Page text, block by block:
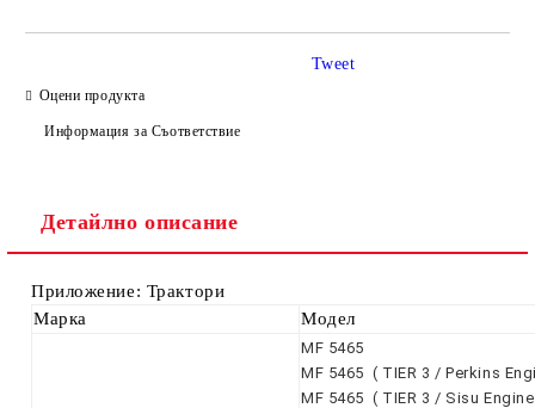
Оцени продукта
Информация за Съответствие
Tweet
Детайлно описание
Приложение: Трактори
Марка
Модел
MF 5465
MF 5465 ( TIER 3 / Perkins
MF 5465 ( TIER 3 / Sisu